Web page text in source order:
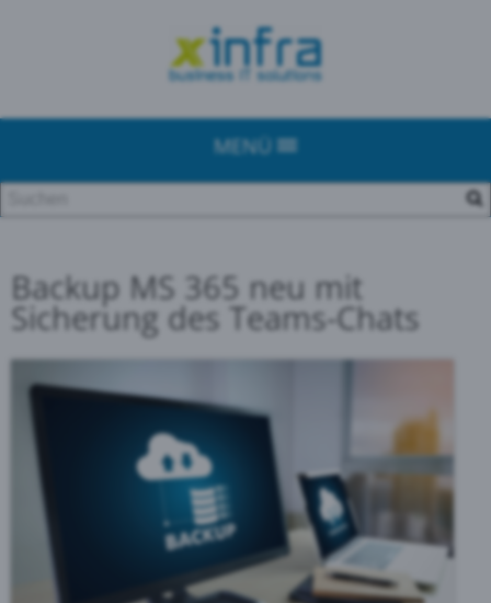
MENÜ
Backup MS 365 neu mit
Sicherung des Teams-Chats